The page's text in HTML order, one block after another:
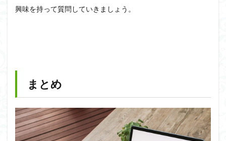
興味を持って質問していきましょう。
まとめ